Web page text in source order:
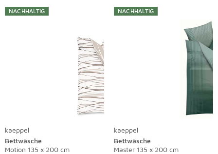
NACHHALTIG
kaeppel
Bettwäsche
Motion 135 x 200 cm
NACHHALTIG
kaeppel
Bettwäsche
Master 135 x 200 cm